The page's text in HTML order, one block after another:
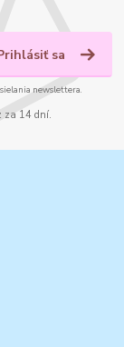
sa
newslettera.
za 14 dní.